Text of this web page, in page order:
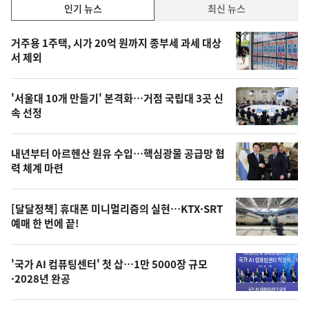
기,
최
신,
오
늘
의
영
상
오
늘
의
사
진
인기 뉴스 최신 뉴스
인
기
뉴
스
거주용 1주택, 시가 20억 원까지 종부세 과세 대상
서 제외
'서울대 10개 만들기' 본격화…거점 국립대 3곳 신
속 선정
내년부터 아르헨산 원유 수입…핵심광물 공급망 협
력 체계 마련
[달달정책] 휴대폰 미니멀리즘의 실현…KTX·SRT
예매 한 번에 끝!
'국가 AI 컴퓨팅센터' 첫 삽…1만 5000장 규모
·2028년 완공